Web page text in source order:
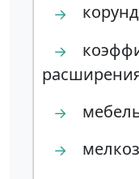
→
→
→
→